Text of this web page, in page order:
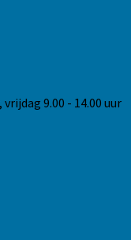
9.00 - 14.00 uur